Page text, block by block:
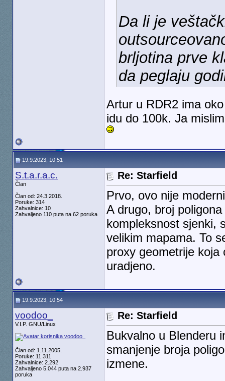
Da li je
brljotina prve
da peglaju
Artur u RDR2 ima
idu do 100k. Ja
19.9.2023, 10:51
S.t.a.r.a.c.
Član
Član od: 24.3.2018.
Poruke: 314
Zahvalnice: 10
Zahvaljeno 110 puta na 62 poruka
Re: Starfield
Prvo, ovo nije
A drugo, broj
kompleksnost sjenki,
velikim mapama. To
proxy geometrije koja
uradjeno.
19.9.2023, 10:54
voodoo_
V.I.P. GNU/Linux
Član od: 1.11.2005.
Poruke: 11.311
Zahvalnice: 2.292
Zahvaljeno 5.044 puta na 2.937
poruka
Re: Starfield
Bukvalno u Blenderu
smanjenje broja
izmene.